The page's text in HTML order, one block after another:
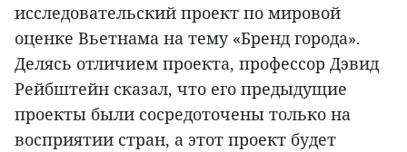
исследовательский проект по мировой
оценке Вьетнама на тему «Бренд города».
Делясь отличием проекта, профессор Дэвид
Рейбштейн сказал, что его предыдущие
проекты были сосредоточены только на
восприятии стран, а этот проект будет